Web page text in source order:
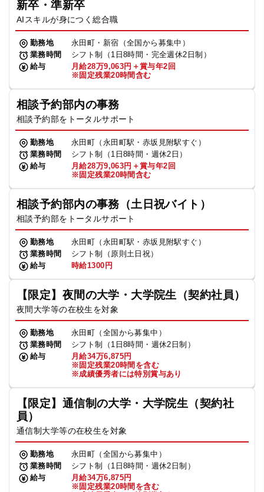
新卒・準新卒
AIスキルが身につく総合職
勤務地
永田町・新宿（全国から募集中）
業務時間
シフト制（1日8時間・完全週休2日制）
給与
月給28万9,063円＋賞与年2回
※固定残業20時間含む
相談予約部内の事務
相談予約部をトータルサポート
勤務地
永田町（永田町駅・赤坂見附駅すぐ）
業務時間
シフト制（1日8時間・週休2日）
給与
月給28万9,063円＋賞与年2回
※固定残業20時間含む
相談予約部内の事務（土日祝バイト）
相談予約部をトータルサポート
勤務地
永田町（永田町駅・赤坂見附駅すぐ）
業務時間
シフト制（原則土日祝）
給与
時給1300円
【限定】夜間の大学・大学院生（契約社員）
夜間大学等の在校生を対象
勤務地
永田町（全国から募集中）
業務時間
シフト制（1日8時間・週休2日制）
給与
月給34万6,875円
※固定残業20時間を含む
※成績優秀者には特別賞与あり
【限定】通信制の大学・大学院生（契約社
員）
通信制大学等の在校生を対象
勤務地
永田町（全国から募集中）
業務時間
シフト制（1日8時間・週休2日制）
給与
月給34万6,875円
※固定残業20時間を含む